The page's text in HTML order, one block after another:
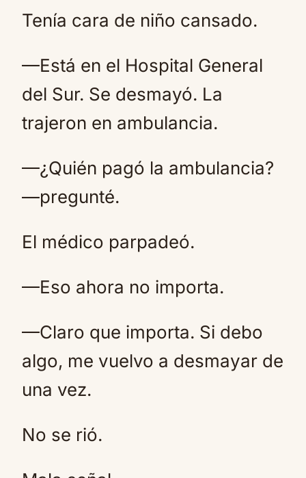
Tenía cara de niño cansado.
—Está en el Hospital General
del Sur. Se desmayó. La
trajeron en ambulancia.
—¿Quién pagó la ambulancia?
—pregunté.
El médico parpadeó.
—Eso ahora no importa.
—Claro que importa. Si debo
algo, me vuelvo a desmayar de
una vez.
No se rió.